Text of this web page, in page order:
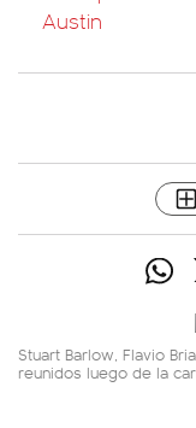
Austin
Stuart Barlow, Flavio
reunidos luego de la